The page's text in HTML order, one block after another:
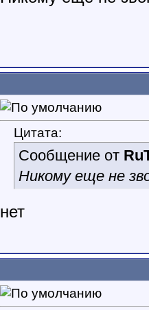
Цитата:
Сообщение от
Никому еще не
нет